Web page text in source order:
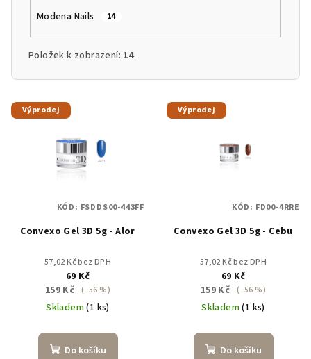
Modena Nails 14
Položek k zobrazení: 14
V
ý Výprodej
Convexo Gel 3D 5g - Alor
57,02 Kč bez DPH
69 Kč
159 Kč
(–56 %)
Skladem(1 ks)
Do košíku
KÓD: FSDDS00-443FF
Výprodej
Convexo Gel 3D 5g - Cebu
57,02 Kč bez DPH
69 Kč
159 Kč
(–56 %)
Skladem(1 ks)
Do košíku
KÓD: FD00-4RRE